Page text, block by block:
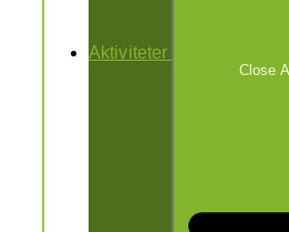
Aktiviteter
Close